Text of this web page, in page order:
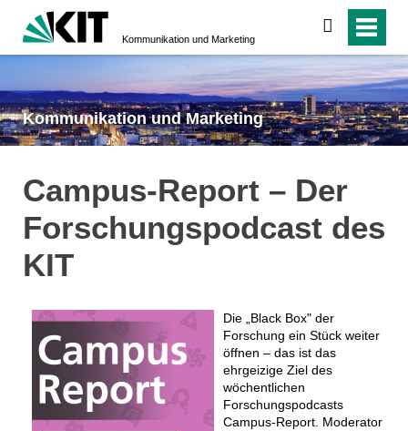
Kommunikation und Marketing
suchen
Kommunikation und Marketing
Campus-Report – Der
Forschungspodcast des
KIT
Die „Black Box" der
Forschung ein Stück weiter
öffnen – das ist das
ehrgeizige Ziel des
wöchentlichen
Forschungspodcasts
Campus-Report. Moderator